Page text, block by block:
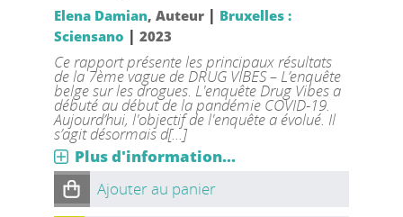
Elena Damian, Auteur | Bruxelles :
Sciensano | 2023
Ce rapport présente les principaux résultats
de la 7ème vague de DRUG VIBES – L’enquête
belge sur les drogues. L'enquête Drug Vibes a
débuté au début de la pandémie COVID-19.
Aujourd’hui, l'objectif de l'enquête a évolué. Il
s’agit désormais d[...]
Plus d'information...
Ajouter au panier